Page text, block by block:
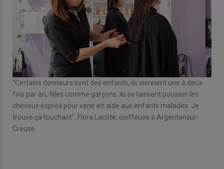
"Certains donneurs sont des enfants, ils viennent une à deux
fois par an, filles comme garçons, ils se laissent pousser les
cheveux exprès pour venir en aide aux enfants malades. Je
trouve ça touchant". Flora Lacôte, coiffeuse à Argentonsur-
Creuse